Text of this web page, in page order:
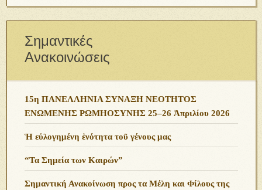
Σημαντικές
Ανακοινώσεις
15η ΠΑΝΕΛΛΗΝΙΑ ΣΥΝΑΞΗ ΝΕΟΤΗΤΟΣ
ΕΝΩΜΕΝΗΣ ΡΩΜΗΟΣΥΝΗΣ 25–26 Ἀπριλίου 2026
Ἡ εὐλογημένη ἑνότητα τοῦ γένους μας
“Τα Σημεία των Καιρών”
Σημαντική Ανακοίνωση προς τα Μέλη και Φίλους της